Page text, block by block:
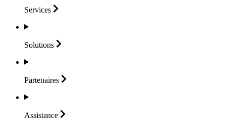
Services
Solutions
Partenaires
Assistance